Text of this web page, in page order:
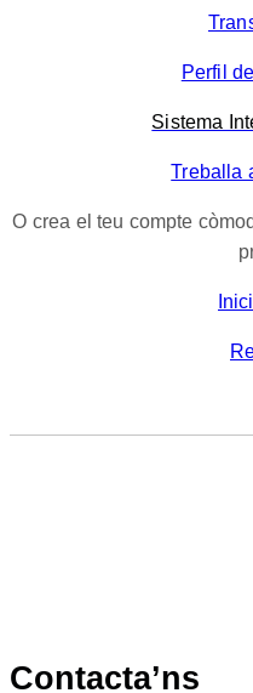
Perfil
Sistema
Treballa
O crea el teu compte
Contacta’ns